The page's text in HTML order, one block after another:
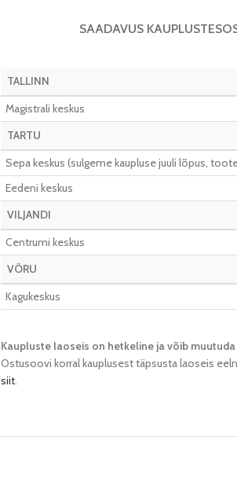
SAADAVUS KAUPLUSTES
TALLINN
Magistrali keskus
TARTU
Sepa keskus (sulgeme kaupluse juuli lõpus,
Eedeni keskus
VILJANDI
Centrumi keskus
VÕRU
Kagukeskus
Kaupluste laoseis on hetkeline ja võib muutuda​
Ostusoovi korral kauplusest täpsusta laoseis
siit.